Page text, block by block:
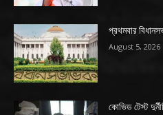
প্রথমবার
August 5, 2026
কোভিড টেস্ট